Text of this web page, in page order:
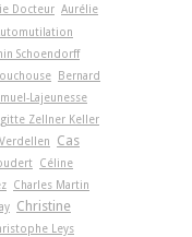
Docteur Aurélie
Schoendorff
Bernard
Lajeunesse
Zellner Keller
Cas
Céline
Charles Martin
Christine
Leys